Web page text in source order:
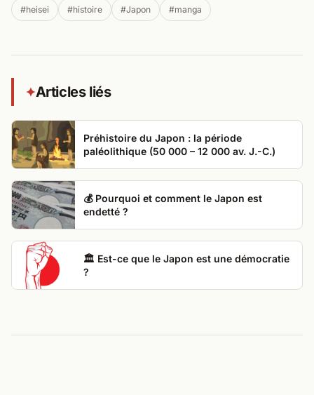
#heisei #histoire #Japon #manga
✦Articles liés
Préhistoire du Japon : la période
paléolithique (50 000 – 12 000 av. J.-C.)
💰 Pourquoi et comment le Japon est
endetté ?
🏛️ Est-ce que le Japon est une démocratie
?